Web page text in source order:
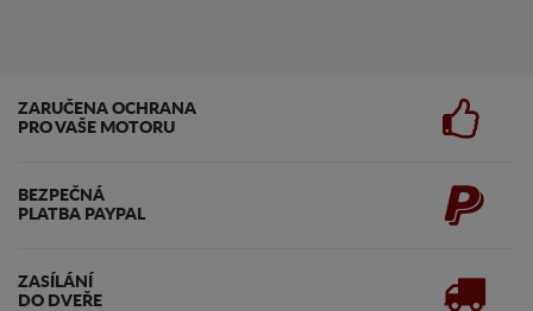
ZARUČENA OCHRANA
PRO VAŠE MOTORU
BEZPEČNÁ
PLATBA PAYPAL
ZASÍLÁNÍ
DO DVEŘE